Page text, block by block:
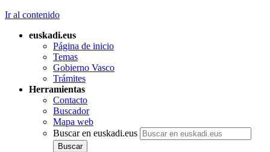
Ir al contenido
euskadi.eus
Página de inicio
Temas
Gobierno Vasco
Trámites
Herramientas
Contacto
Buscador
Mapa web
Buscar en euskadi.eus